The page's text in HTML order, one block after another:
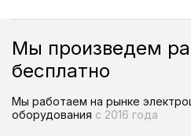
Мы произведем
бесплатно
Мы работаем на рынке
оборудования с 2016 года